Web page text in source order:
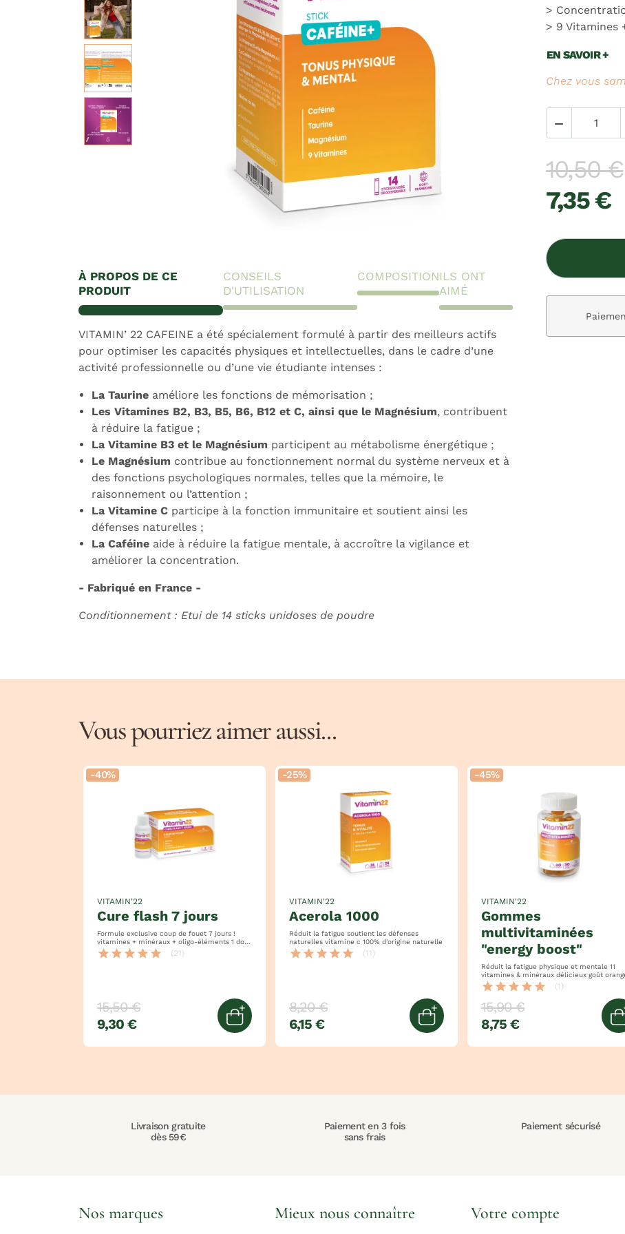
9 Vitamines
EN SAVOIR +
Chez vous

10,50 €
7,35 €
Expédition sous 24h
À PROPOS DE CE
PRODUIT
CONSEILS
D'UTILISATION
COMPOSITIONILS ONT
AIMÉ
VITAMIN’ 22 CAFEINE a été spécialement formulé à partir des meilleurs actifs
pour optimiser les capacités physiques et intellectuelles, dans le cadre d’une
activité professionnelle ou d’une vie étudiante intenses :
La Taurine améliore les fonctions de mémorisation ;
Les Vitamines B2, B3, B5, B6, B12 et C, ainsi que le Magnésium, contribuent
à réduire la fatigue ;
La Vitamine B3 et le Magnésium participent au métabolisme énergétique ;
Le Magnésium contribue au fonctionnement normal du système nerveux et à
des fonctions psychologiques normales, telles que la mémoire, le
raisonnement ou l’attention ;
La Vitamine C participe à la fonction immunitaire et soutient ainsi les
défenses naturelles ;
La Caféine aide à réduire la fatigue mentale, à accroître la vigilance et
améliorer la concentration.
- Fabriqué en France -
Conditionnement : Etui de 14 sticks unidoses de poudre
Vous pourriez aimer aussi...
-40%
cure flash 7 jours
VITAMIN'22
Formule exclusive coup de fouet 7 jours !
vitamines + minéraux + oligo-éléments 1 dose
= 100% des apports en vitamines
star star star star star (21)
15,50 €
9,30 €
Ajouter au panier
-25%
acerola 1000
VITAMIN'22
Réduit la fatigue soutient les défenses
naturelles vitamine c 100% d'origine naturelle
star star star star star (11)
8,20 €
6,15 €
Ajouter au panier
-45%
gommes
multivitaminées
"energy boost"
VITAMIN'22
Réduit la fatigue physique et mentale 11
vitamines & minéraux délicieux goût
star star star star star (1)
15,90 €
8,75 €
Livraison gratuite
dès 59€
Paiement en 3 fois
sans frais
Paiement sécurisé
Nos marques Mieux nous connaître Votre compte